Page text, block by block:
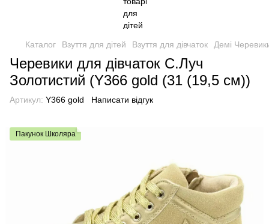
Каталог Взуття для дітей Взуття для дівчаток Демі
Черевики для дівчаток С.Луч
Золотистий (Y366 gold (31 (19,5 см))
Артикул: Y366 gold Написати відгук
Пакунок Школяра